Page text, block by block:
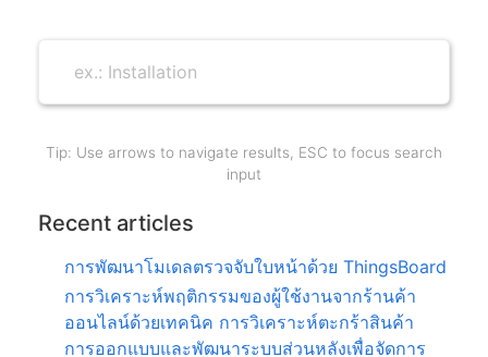
Tip: Use arrows to navigate results, ESC to focus search
input
Recent articles
การพัฒนาโมเดลตรวจจับใบหน้าด้วย ThingsBoard
การวิเคราะห์พฤติกรรมของผู้ใช้งานจากร้านค้า
ออนไลน์ด้วยเทคนิค การวิเคราะห์ตะกร้าสินค้า
การออกแบบและพัฒนาระบบส่วนหลังเพื่อจัดการ